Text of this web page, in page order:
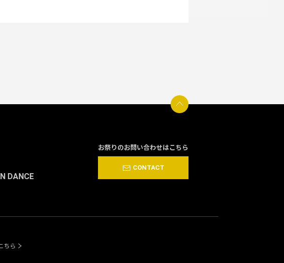
DANCE
お祭りのお問い合わせはこちら
CONTACT
ちら